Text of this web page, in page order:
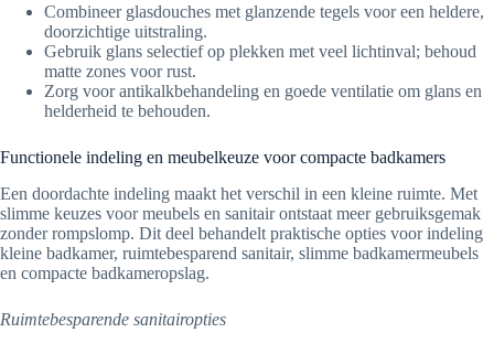
Combineer glasdouches met glanzende tegels voor een heldere,
doorzichtige uitstraling.
Gebruik glans selectief op plekken met veel lichtinval; behoud
matte zones voor rust.
Zorg voor antikalkbehandeling en goede ventilatie om glans en
helderheid te behouden.
Functionele indeling en meubelkeuze voor compacte badkamers
Een doordachte indeling maakt het verschil in een kleine ruimte. Met
slimme keuzes voor meubels en sanitair ontstaat meer gebruiksgemak
zonder rompslomp. Dit deel behandelt praktische opties voor indeling
kleine badkamer, ruimtebesparend sanitair, slimme badkamermeubels
en compacte badkameropslag.
Ruimtebesparende sanitairopties